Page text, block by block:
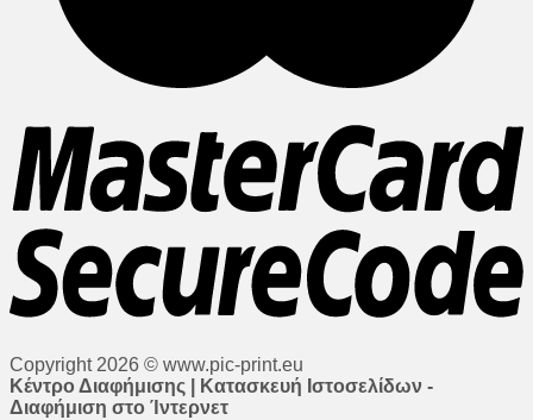
Copyright 2026 © www.pic-print.eu
Κέντρο Διαφήμισης | Κατασκευή Ιστοσελίδων -
Διαφήμιση στο Ίντερνετ